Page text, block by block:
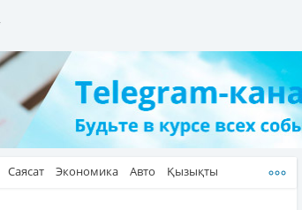
Саясат Экономика Авто Қызықты